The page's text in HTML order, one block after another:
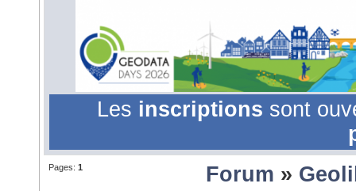
Les inscriptions sont
Pages: 1 Forum »